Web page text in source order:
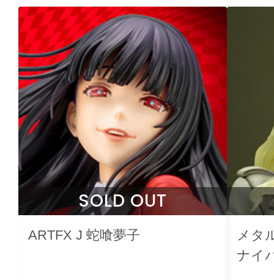
SOLD OUT
ARTFX J 蛇喰夢子
メタ
ナイ